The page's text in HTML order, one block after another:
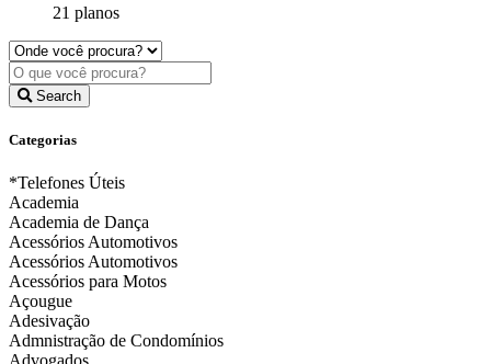
21 planos
Search
Categorias
*Telefones Úteis
Academia
Academia de Dança
Acessórios Automotivos
Acessórios Automotivos
Acessórios para Motos
Açougue
Adesivação
Admnistração de Condomínios